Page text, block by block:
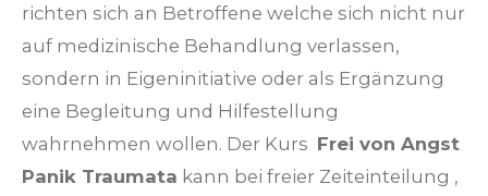
richten sich an Betroffene welche sich nicht nur
auf medizinische Behandlung verlassen,
sondern in Eigeninitiative oder als Ergänzung
eine Begleitung und Hilfestellung
wahrnehmen wollen. Der Kurs Frei von Angst
Panik Traumata kann bei freier Zeiteinteilung ,